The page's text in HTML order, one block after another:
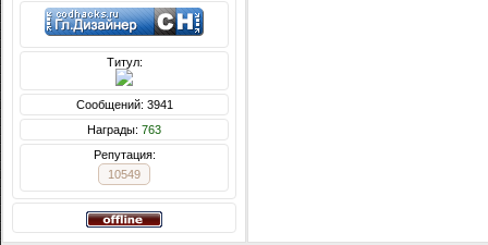
Титул:
Сообщений: 3941
Награды: 763
Репутация:
10549